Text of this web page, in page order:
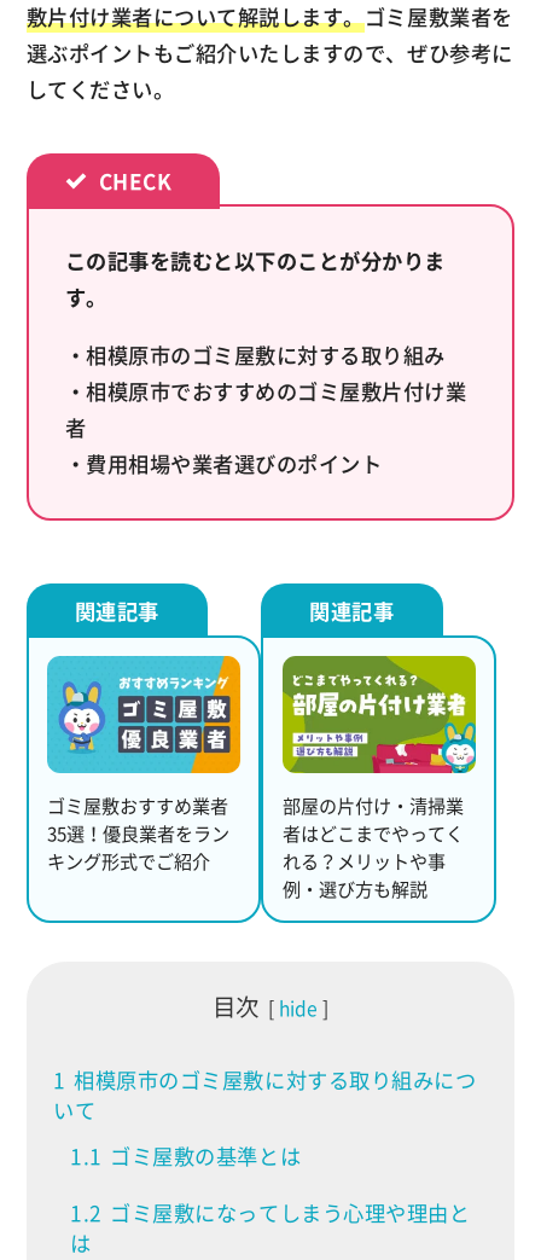
敷片付け業者について解説します。ゴミ屋敷業者を
選ぶポイントもご紹介いたしますので、ぜひ参考に
してください。
この記事を読むと以下のことが分かりま
す。
・相模原市のゴミ屋敷に対する取り組み
・相模原市でおすすめのゴミ屋敷片付け業
者
・費用相場や業者選びのポイント
ゴミ屋敷おすすめ業者
35選！優良業者をラン
キング形式でご紹介
部屋の片付け・清掃業
者はどこまでやってく
れる？メリットや事
例・選び方も解説
目次 hide
1 相模原市のゴミ屋敷に対する取り組みにつ
いて
1.1 ゴミ屋敷の基準とは
1.2 ゴミ屋敷になってしまう心理や理由と
は